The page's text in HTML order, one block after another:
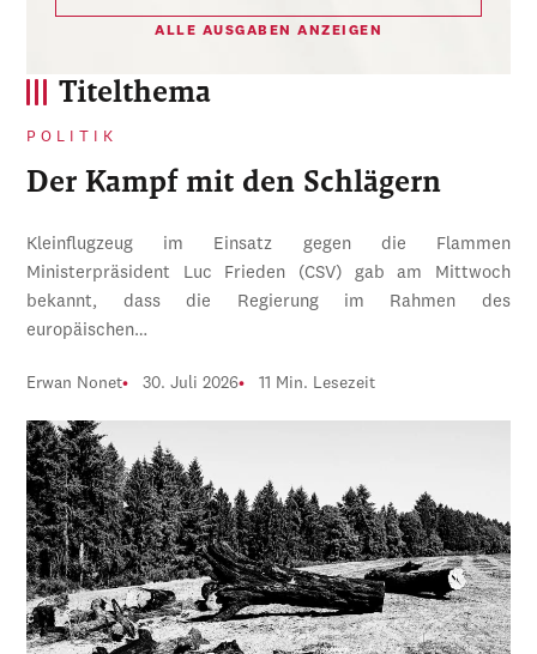
Titelthema
POLITIK
Der Kampf mit den Schlägern
Kleinflugzeug im Einsatz gegen die Flammen
Ministerpräsident Luc Frieden (CSV) gab am Mittwoch
bekannt, dass die Regierung im Rahmen des
europäischen…
Erwan Nonet 30. Juli 2026 11 Min. Lesezeit
ALLE AUSGABEN ANZEIGEN